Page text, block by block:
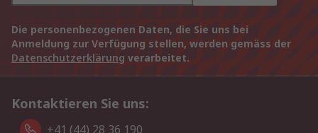
Die personenbezogenen Daten, die Sie uns bei
Anmeldung zur Verfügung stellen, werden gemäss der
Datenschutzerklärung verarbeitet.
Kontaktieren Sie uns:
+41 (44) 28 36 190